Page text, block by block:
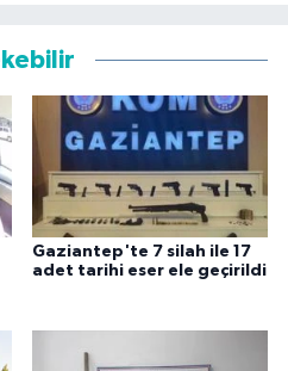
Gaziantep'te 7 silah ile 17
adet tarihi eser ele geçirildi